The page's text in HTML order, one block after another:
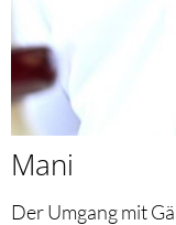
Mani
Der Umgang mit